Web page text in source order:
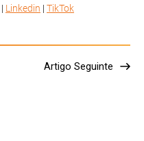
| Linkedin | TikTok
Artigo Seguinte